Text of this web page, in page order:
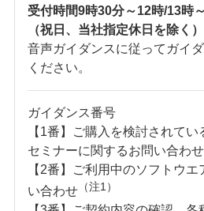
受付時間9時30分～12時/13時
（祝日、当社指定休日を除く）
音声ガイダンスに従ってガイ
ください。
ガイダンス番号
【1番】ご購入を検討されてい
セミナーに関するお問い合わせ
【2番】ご利用中のソフトウ
い合わせ （注1）